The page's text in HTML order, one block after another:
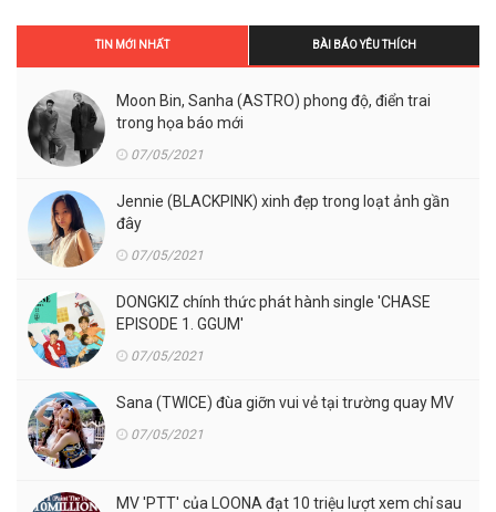
TIN MỚI NHẤT BÀI BÁO YÊU THÍCH
Moon Bin, Sanha (ASTRO) phong độ, điển trai
trong họa báo mới
07/05/2021
Jennie (BLACKPINK) xinh đẹp trong loạt ảnh gần
đây
07/05/2021
DONGKIZ chính thức phát hành single 'CHASE
EPISODE 1. GGUM'
07/05/2021
Sana (TWICE) đùa giỡn vui vẻ tại trường quay MV
07/05/2021
MV 'PTT' của LOONA đạt 10 triệu lượt xem chỉ sau